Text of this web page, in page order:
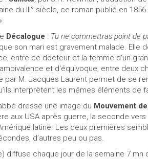
du III° siècle, ce roman publié en
Décalogue : Tu ne commettras point de
son mari est gravement malade. Elle
entre ce docteur et la femme d'un
et d'équivoque, entre deux
par M. Jacques Laurent permet de se
interprètent les mêmes éléments de
dresse une image du Mouvement
aux USA après guerre, la seconde vers
latine. Les deux premières
d’autres peu ou pas.
diffuse chaque jour de la semaine 7